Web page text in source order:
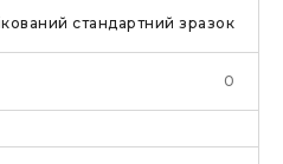
стандартний зразок
0